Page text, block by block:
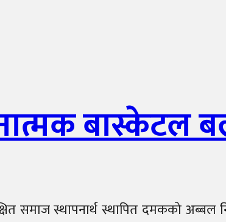
बास्केटल
स्थापनार्थ स्थापित दमकको अब्बल